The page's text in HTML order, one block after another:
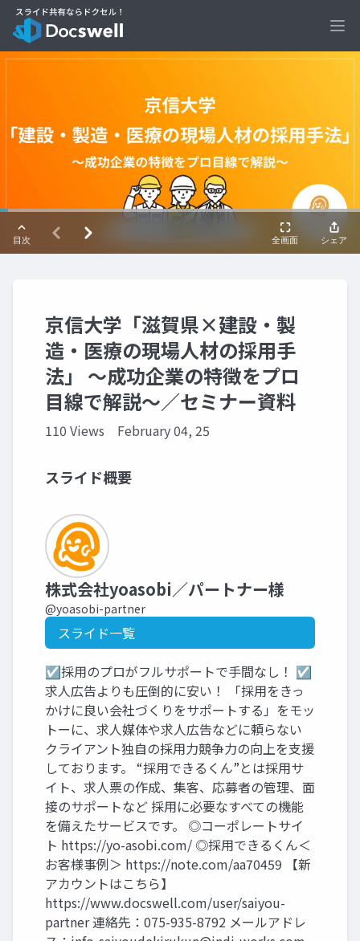
京信大学「滋賀県×建設・製
造・医療の現場人材の採用手
法」 〜成功企業の特徴をプロ
目線で解説〜／セミナー資料
110 Views February 04, 25
スライド概要
株式会社yoasobi／パートナー様
@yoasobi-partner
スライド一覧
☑採用のプロがフルサポートで手間なし！ ☑
求人広告よりも圧倒的に安い！ 「採用をきっ
かけに良い会社づくりをサポートする」をモッ
トーに、求人媒体や求人広告などに頼らない
クライアント独自の採用力競争力の向上を支援
しております。 “採用できるくん”とは採用サ
イト、求人票の作成、集客、応募者の管理、面
接のサポートなど 採用に必要なすべての機能
を備えたサービスです。 ◎コーポレートサイ
ト https://yo-asobi.com/ ◎採用できるくん＜
お客様事例＞ https://note.com/aa70459 【新
アカウントはこちら】
https://www.docswell.com/user/saiyou-
partner 連絡先：075-935-8792 メールアドレ